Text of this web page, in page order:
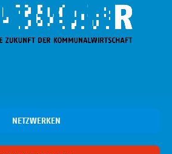
NETZWERKEN